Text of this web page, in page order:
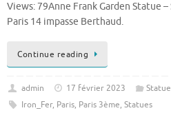
Views: 79Anne Frank Garden Statue
Paris 14 impasse Berthaud.
Continue reading
admin 17 février 2023
Iron_Fer, Paris, Paris 3ème, Statues